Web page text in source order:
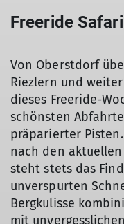
Freeride
Von Oberstdorf
Riezlern und
dieses Freeride-
schönsten
präparierter
nach den
steht stets das
unverspurten
Bergkulisse
mit